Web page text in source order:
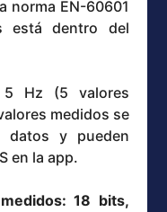
norma EN-60601
está dentro del
5 Hz (5 valores
medidos se
datos y pueden
en la app.
18 bits,